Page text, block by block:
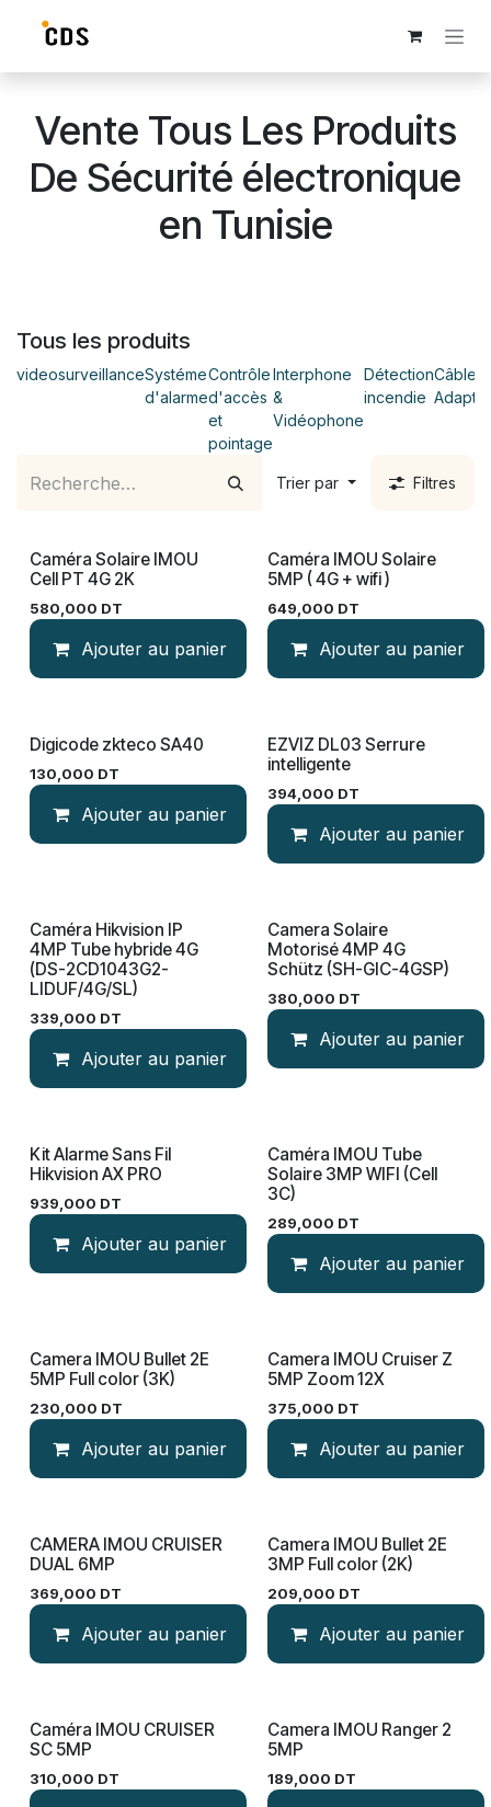
Vente Tous Les Produits
De Sécurité électronique
en Tunisie
Tous les produits
videosurveillanceSystéme
d'alarme
Contrôle
d'accès
et
pointage
Interphone
&
Vidéophone
Détection
incendie
Câble &
Trier par Filtres
PROMO
Caméra Solaire IMOU
Cell PT 4G 2K
580,000 DT
Ajouter au panier
PROMO
Caméra IMOU Solaire
5MP ( 4G + wifi )
649,000 DT
Ajouter au panier
Digicode zkteco SA40
130,000 DT
Ajouter au panier
EZVIZ DL03 Serrure
intelligente
394,000 DT
Ajouter au panier
Caméra Hikvision IP
4MP Tube hybride 4G
(DS-2CD1043G2-
LIDUF/4G/SL)
339,000 DT
Ajouter au panier
Nouveau!
Camera Solaire
Motorisé 4MP 4G
Schütz (SH-GIC-4GSP)
380,000 DT
Ajouter au panier
PROMO
​Kit Alarme Sans Fil
Hikvision AX PRO
939,000 DT
Ajouter au panier
Caméra IMOU Tube
Solaire 3MP WIFI (Cell
3C)
289,000 DT
Ajouter au panier
Camera IMOU Bullet 2E
5MP Full color (3K)
230,000 DT
Ajouter au panier
Camera IMOU Cruiser Z
5MP Zoom 12X
375,000 DT
Ajouter au panier
CAMERA IMOU CRUISER
DUAL 6MP
369,000 DT
Ajouter au panier
Camera IMOU Bullet 2E
3MP Full color (2K)
209,000 DT
Ajouter au panier
Caméra IMOU CRUISER
SC 5MP
310,000 DT
Camera IMOU Ranger 2
5MP
189,000 DT